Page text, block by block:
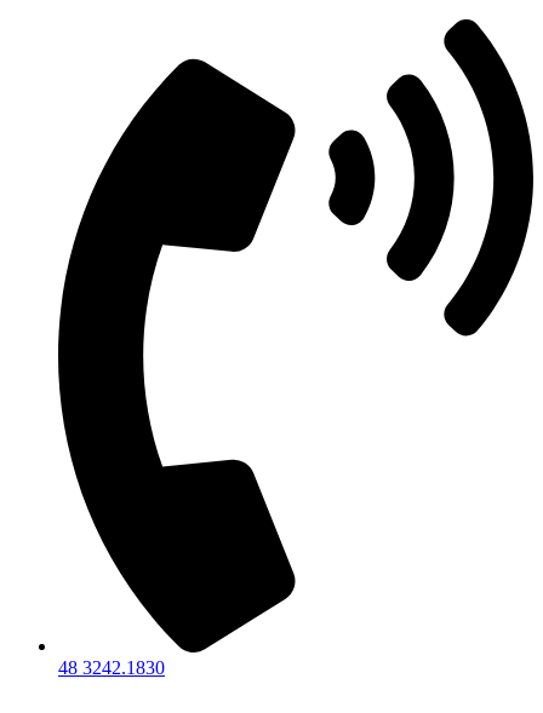
48 3242.1830